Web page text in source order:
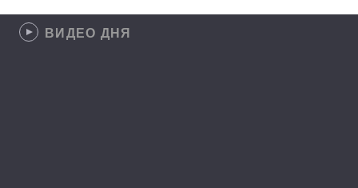
ВИДЕО ДНЯ